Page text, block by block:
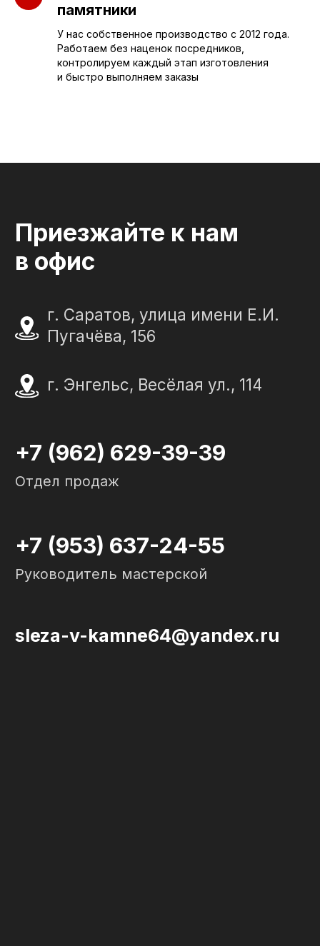
памятники
У нас собственное производство с 2012 года.
Работаем без наценок посредников,
контролируем каждый этап изготовления
и быстро выполняем заказы
СЛЕЗА В
ИП Портенко Артем Дмитриевич
320645100001950
644910038492
Благоустройство
Доставка и
установка
Правила